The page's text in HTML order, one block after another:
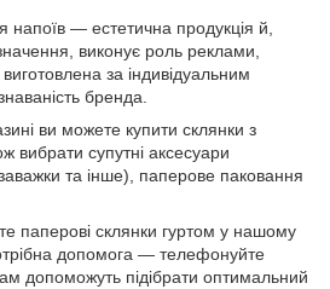
напоїв — естетична продукція й,
виконує роль реклами,
за індивідуальним
бренда.
ви можете купити склянки з
вибрати супутні аксесуари
та інше), паперове паковання
паперові склянки гуртом у нашому
допомога — телефонуйте
допоможуть підібрати оптимальний